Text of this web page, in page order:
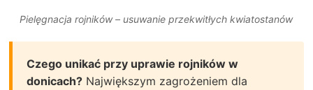
Pielęgnacja rojników – usuwanie przekwitłych kwiatostanów
Czego unikać przy uprawie rojników w
donicach? Największym zagrożeniem dla